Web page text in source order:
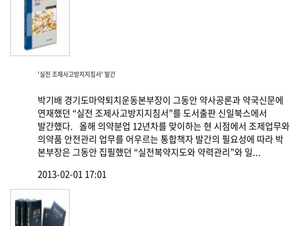
'실전 조제사고방지지침서' 발간
박기배 경기도마약퇴치운동본부장이 그동안 약사공론과 약국신문에
연재했던 “실전 조제사고방지지침서”를 도서출판 신일북스에서
발간했다. 올해 의약분업 12년차를 맞이하는 현 시점에서 조제업무와
의약품 안전관리 업무를 어우르는 통합책자 발간의 필요성에 따라 박
본부장은 그동안 집필했던 “실전복약지도와 약력관리”와 일...
2013-02-01 17:01